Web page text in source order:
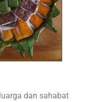
dan sahabat